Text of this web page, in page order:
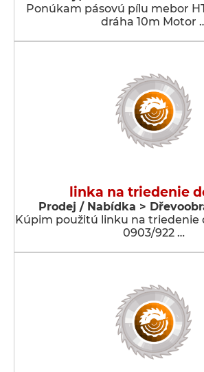
Ponúkam pásovú pílu mebor
dráha 10m Motor
linka na triedenie
Prodej / Nabídka >
Kúpim použitú linku na triedenie
0903/922 …